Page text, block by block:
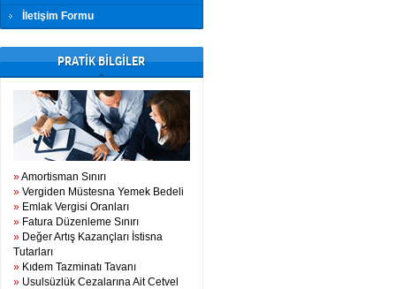
İletişim Formu
PRATİK BİLGİLER
»Amortisman Sınırı
» Vergiden Müstesna Yemek Bedeli
» Emlak Vergisi Oranları
» Fatura Düzenleme Sınırı
» Değer Artış Kazançları İstisna
Tutarları
» Kıdem Tazminatı Tavanı
» Usulsüzlük Cezalarına Ait Cetvel